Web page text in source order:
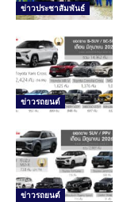
ข่าวประชาสัมพันธ์
ข่าวรถยนต์
ข่าวรถยนต์